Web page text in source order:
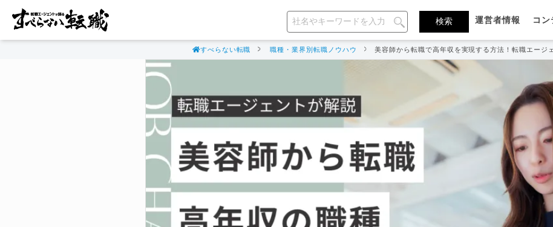
運営者情報 コン
すべらない転職 職種・業界別転職ノウハウ 美容師から転職で高年収を実現する方法！転職エージ